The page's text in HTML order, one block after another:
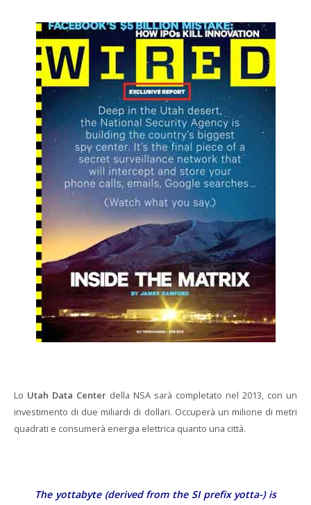
Lo Utah Data Center della NSA sarà completato nel 2013, con un
investimento di due miliardi di dollari. Occuperà un milione di metri
quadrati e consumerà energia elettrica quanto una città.
The yottabyte (derived from the SI prefix yotta-) is